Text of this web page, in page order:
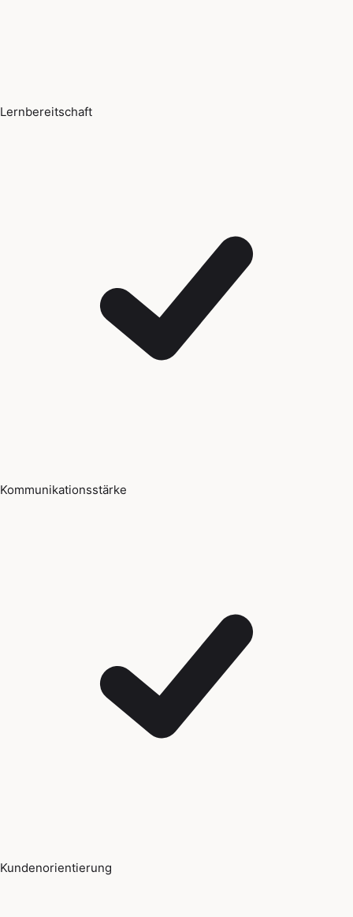
Lernbereitschaft
Kommunikationsstärke
Kundenorientierung